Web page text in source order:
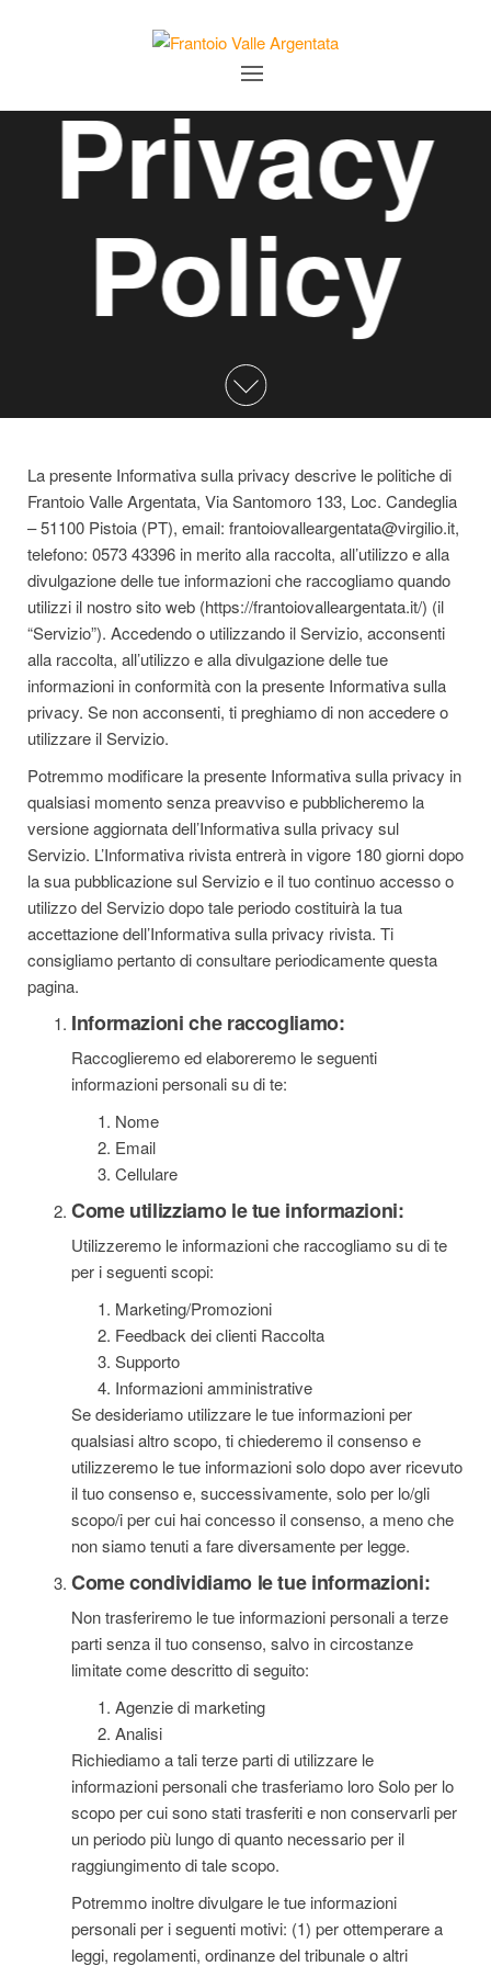
FRANTOIO
VALLE
ARGENTATA
Privacy
Policy
La presente Informativa sulla privacy descrive le politiche di
Frantoio Valle Argentata, Via Santomoro 133, Loc. Candeglia
– 51100 Pistoia (PT), email: frantoiovalleargentata@virgilio.it,
telefono: 0573 43396 in merito alla raccolta, all’utilizzo e alla
divulgazione delle tue informazioni che raccogliamo quando
utilizzi il nostro sito web (https://frantoiovalleargentata.it/) (il
“Servizio”). Accedendo o utilizzando il Servizio, acconsenti
alla raccolta, all’utilizzo e alla divulgazione delle tue
informazioni in conformità con la presente Informativa sulla
privacy. Se non acconsenti, ti preghiamo di non accedere o
utilizzare il Servizio.
Potremmo modificare la presente Informativa sulla privacy in
qualsiasi momento senza preavviso e pubblicheremo la
versione aggiornata dell’Informativa sulla privacy sul
Servizio. L’Informativa rivista entrerà in vigore 180 giorni dopo
la sua pubblicazione sul Servizio e il tuo continuo accesso o
utilizzo del Servizio dopo tale periodo costituirà la tua
accettazione dell’Informativa sulla privacy rivista. Ti
consigliamo pertanto di consultare periodicamente questa
pagina.
Informazioni che raccogliamo:
Raccoglieremo ed elaboreremo le seguenti
informazioni personali su di te:
Nome
Email
Cellulare
Come utilizziamo le tue informazioni:
Utilizzeremo le informazioni che raccogliamo su di te
per i seguenti scopi:
Marketing/Promozioni
Feedback dei clienti Raccolta
Supporto
Informazioni amministrative
Se desideriamo utilizzare le tue informazioni per
qualsiasi altro scopo, ti chiederemo il consenso e
utilizzeremo le tue informazioni solo dopo aver ricevuto
il tuo consenso e, successivamente, solo per lo/gli
scopo/i per cui hai concesso il consenso, a meno che
non siamo tenuti a fare diversamente per legge.
Come condividiamo le tue informazioni:
Non trasferiremo le tue informazioni personali a terze
parti senza il tuo consenso, salvo in circostanze
limitate come descritto di seguito:
Agenzie di marketing
Analisi
Richiediamo a tali terze parti di utilizzare le
informazioni personali che trasferiamo loro Solo per lo
scopo per cui sono stati trasferiti e non conservarli per
un periodo più lungo di quanto necessario per il
raggiungimento di tale scopo.
Potremmo inoltre divulgare le tue informazioni
personali per i seguenti motivi: (1) per ottemperare a
leggi, regolamenti, ordinanze del tribunale o altri